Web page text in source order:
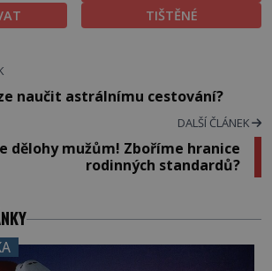
TIŠTĚNÉ
naučit astrálnímu cestování?
DALŠÍ ČLÁNEK
dělohy mužům! Zboříme hranice
rodinných standardů?